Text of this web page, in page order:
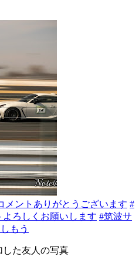
メントありがとうございます #
ろしくお願いします #筑波サ
もう
した友人の写真